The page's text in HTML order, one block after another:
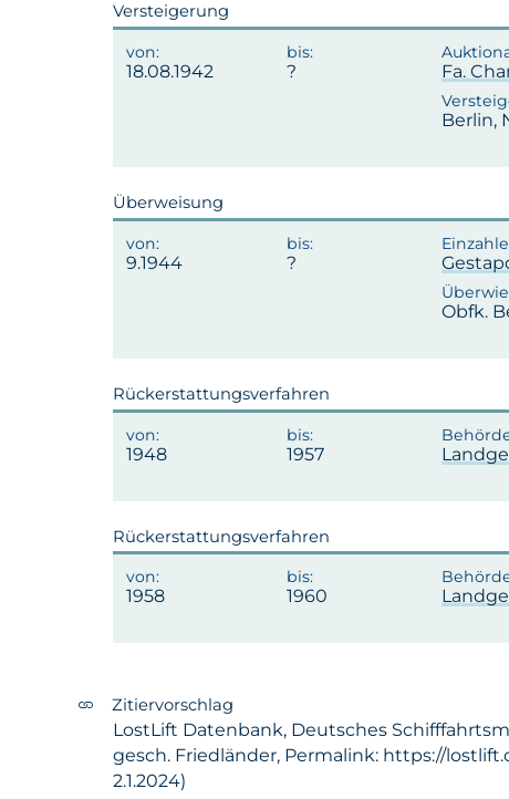
Versteigerung
18.08.1942 Fa.
Berlin,
Überweisung
9.1944
Obfk.
Rückerstattungsverfahren
1948 1957
Rückerstattungsverfahren
1958 1960
Zitiervorschlag
LostLift Datenbank, Deutsches
gesch. Friedländer, Permalink: https://
2.1.2024)